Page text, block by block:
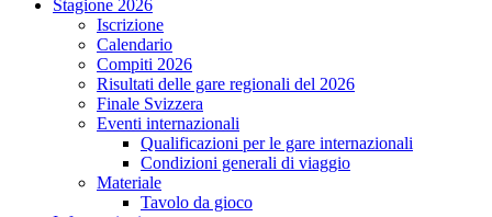
Stagione 2026
Iscrizione
Calendario
Compiti 2026
Risultati delle gare regionali del 2026
Finale Svizzera
Eventi internazionali
Qualificazioni per le gare internazionali
Condizioni generali di viaggio
Materiale
Tavolo da gioco